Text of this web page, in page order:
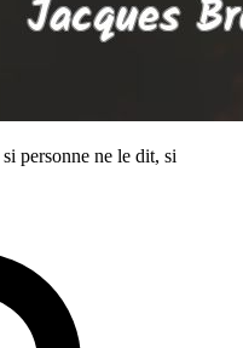
si personne ne le dit, si